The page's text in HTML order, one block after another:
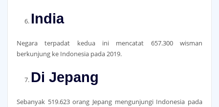
India
Negara terpadat kedua ini mencatat 657.300 wisman
berkunjung ke Indonesia pada 2019.
Di Jepang
Sebanyak 519.623 orang Jepang mengunjungi Indonesia pada